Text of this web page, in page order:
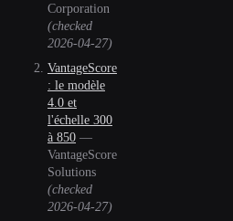
Corporation
(checked
2026-04-27)
VantageScore
: le modèle
4.0 et
l'échelle 300
à 850 —
VantageScore
Solutions
(checked
2026-04-27)